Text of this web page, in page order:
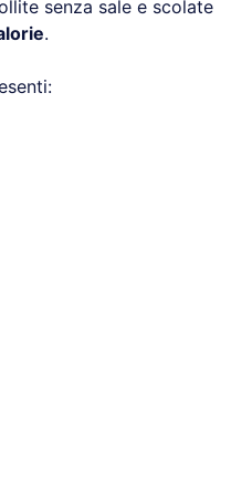
senza sale e scolate
.